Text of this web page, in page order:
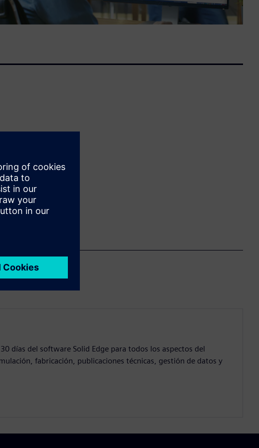
días del software Solid Edge para todos los aspectos del
fabricación, publicaciones técnicas, gestión de datos y